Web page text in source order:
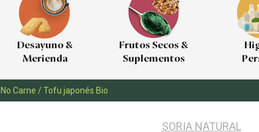
Desayuno &
Merienda
Frutos Secos &
Suplementos
No Carne /Tofu japonés Bio
SORIA NATURAL